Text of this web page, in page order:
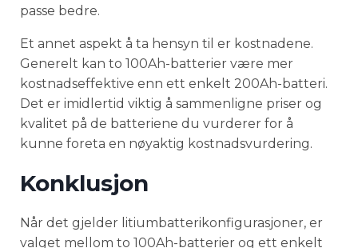
passe bedre.
Et annet aspekt å ta hensyn til er kostnadene.
Generelt kan to 100Ah-batterier være mer
kostnadseffektive enn ett enkelt 200Ah-batteri.
Det er imidlertid viktig å sammenligne priser og
kvalitet på de batteriene du vurderer for å
kunne foreta en nøyaktig kostnadsvurdering.
Konklusjon
Når det gjelder litiumbatterikonfigurasjoner, er
valget mellom to 100Ah-batterier og ett enkelt